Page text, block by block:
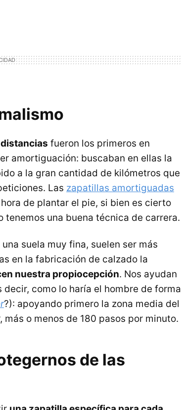
fueron los primeros en
amortiguación: buscaban en ellas la
a la gran cantidad de kilómetros que
Las zapatillas amortiguadas
de plantar el pie, si bien es cierto
una buena técnica de carrera.
suela muy fina, suelen ser más
en la fabricación de calzado la
nuestra propiocepción. Nos ayudan
como lo haría el hombre de forma
?): apoyando primero la zona media del
o menos de 180 pasos por minuto.
de las